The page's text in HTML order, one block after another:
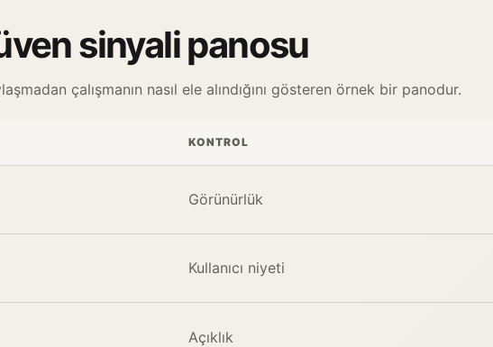
sinyali panosu
çalışmanın nasıl ele alındığını gösteren örnek bir panodur.
KONTROL
Görünürlük
Kullanıcı niyeti
Açıklık